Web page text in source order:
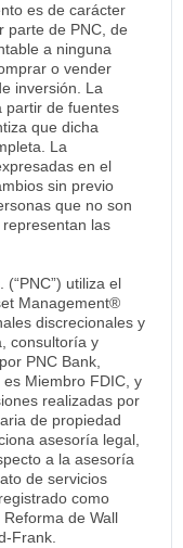
es de carácter
parte de PNC, de
a ninguna
o vender
inversión. La
partir de fuentes
que dicha
La
en el
sin previo
que no son
las
utiliza el
Management®
discrecionales y
consultoría y
PNC Bank,
es Miembro FDIC, y
realizadas por
de propiedad
asesoría legal,
a la asesoría
de servicios
como
de Wall
Frank.